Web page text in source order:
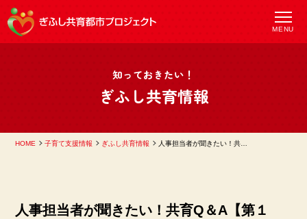
知っておきたい！
ぎふし共育情報
HOME 子育て支援情報 ぎふし共育情報 人事担当者が聞きたい！共育Q＆A【第１回】
人事担当者が聞きたい！共育Q＆A【第１
MENU